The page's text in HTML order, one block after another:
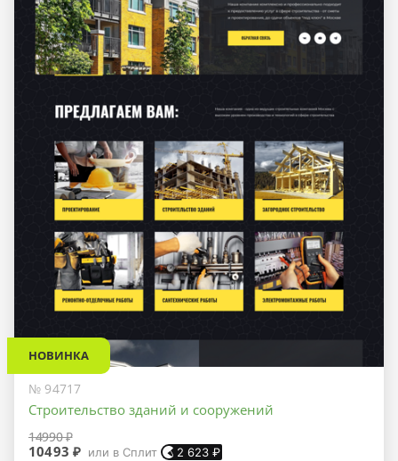
НОВИНКА
№ 94717
Строительство зданий и сооружений
14990 ₽
10493 ₽ или в Сплит 2 623 ₽